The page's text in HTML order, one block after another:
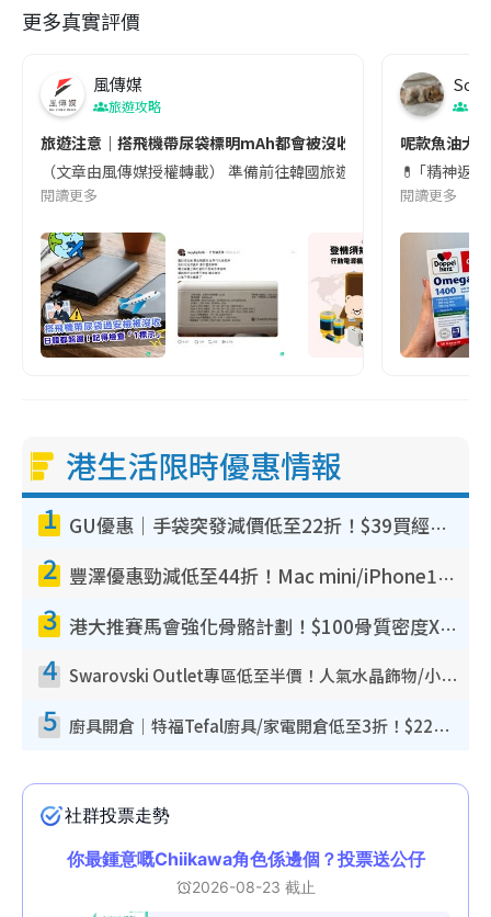
更多真實評價
風傳媒
旅遊攻略
旅遊注意｜搭飛機帶尿袋標明mAh都會被沒收😱出發前切記檢查
（文章由風傳媒授權轉載） 準備前往韓國旅遊的民眾，近期要
閱讀更多
Soul
呢款魚油大
💊 ｢精神返
閱讀更多
港生活限時優惠情報
1 GU優惠｜手袋突發減價低至22折！$39買經典波士頓包/餃子袋！飾物同步減價$29起！
2 豐澤優惠勁減低至44折！Mac mini/iPhone17Pro大減價！廚房家電$220起
3 港大推賽馬會強化骨骼計劃！$100骨質密度X光檢查 完成免費運動訓練送超市禮券！附參加資格
4 Swarovski Outlet專區低至半價！人氣水晶飾物/小擺設$138起！迪士尼款/水晶高跟鞋都有平
5 廚具開倉｜特福Tefal廚具/家電開倉低至3折！$220起買平底鍋/炒鑊/湯煲！電飯煲/吸塵機/燙斗$418起